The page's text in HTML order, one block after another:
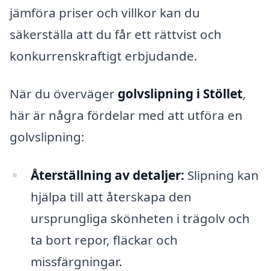
jämföra priser och villkor kan du
säkerställa att du får ett rättvist och
konkurrenskraftigt erbjudande.
När du överväger golvslipning i Stöllet,
här är några fördelar med att utföra en
golvslipning:
Återställning av detaljer: Slipning kan
hjälpa till att återskapa den
ursprungliga skönheten i trägolv och
ta bort repor, fläckar och
missfärgningar.